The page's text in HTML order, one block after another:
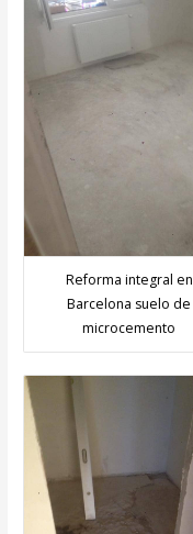
Reforma integral en
Barcelona suelo de
microcemento